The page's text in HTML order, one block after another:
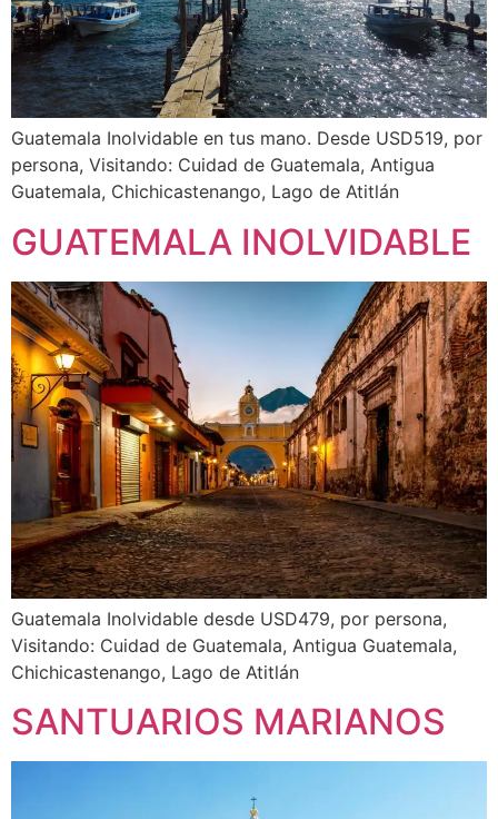
Guatemala Inolvidable en tus mano. Desde USD519, por
persona, Visitando: Cuidad de Guatemala, Antigua
Guatemala, Chichicastenango, Lago de Atitlán
GUATEMALA INOLVIDABLE
Guatemala Inolvidable desde USD479, por persona,
Visitando: Cuidad de Guatemala, Antigua Guatemala,
Chichicastenango, Lago de Atitlán
SANTUARIOS MARIANOS